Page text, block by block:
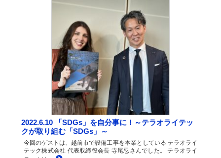
2022.6.10 「SDGs」を自分事に！～テラオライテッ
クが取り組む「SDGs」～
今回のゲストは、越前市で設備工事を本業としている テラオライ
テック株式会社 代表取締役会長 寺尾忍さんでした。 テラオライ